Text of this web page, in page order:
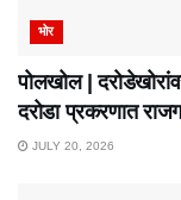
भोर
पोलखोल |
दरोडा प्रकरणात
JULY 20, 2026